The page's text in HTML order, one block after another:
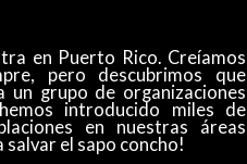
en Puerto Rico. Creíamos
pero descubrimos que
un grupo de organizaciones
introducido miles de
en nuestras áreas
el sapo concho!